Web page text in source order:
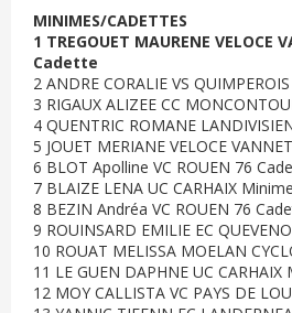
MINIMES/CADETTES
1 TREGOUET MAURENE VELOCE
Cadette
2 ANDRE CORALIE VS
3 RIGAUX ALIZEE CC
4 QUENTRIC ROMANE
5 JOUET MERIANE VELOCE
6 BLOT Apolline VC ROUEN 76
7 BLAIZE LENA UC CARHAIX Minime
8 BEZIN Andréa VC ROUEN 76
9 ROUINSARD EMILIE EC
10 ROUAT MELISSA MOELAN
11 LE GUEN DAPHNE UC CARHAIX
12 MOY CALLISTA VC PAYS DE